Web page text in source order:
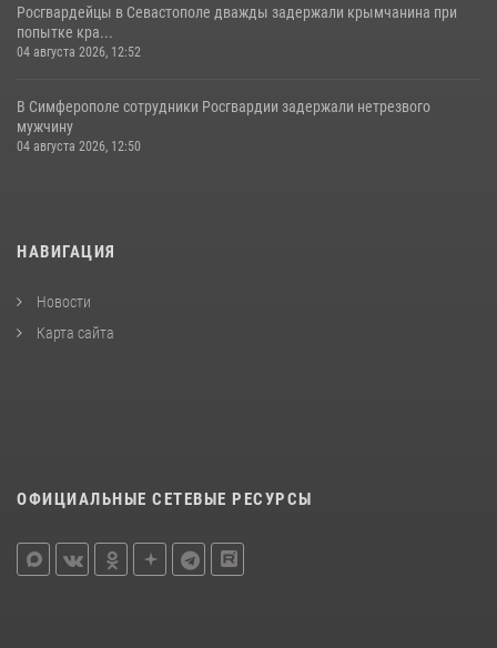
Росгвардейцы в Севастополе дважды задержали крымчанина при
попытке кра...
04 августа 2026, 12:52
В Симферополе сотрудники Росгвардии задержали нетрезвого
мужчину
04 августа 2026, 12:50
НАВИГАЦИЯ
Новости
Карта сайта
ОФИЦИАЛЬНЫЕ СЕТЕВЫЕ РЕСУРСЫ